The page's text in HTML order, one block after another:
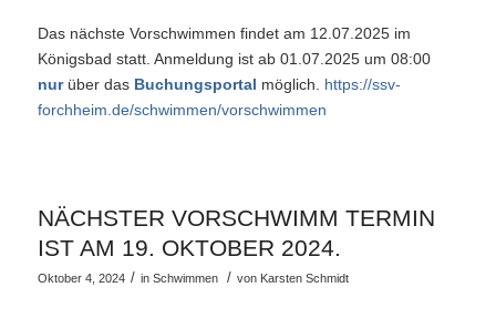
Das nächste Vorschwimmen findet am 12.07.2025 im
Königsbad statt. Anmeldung ist ab 01.07.2025 um 08:00
nurüber das Buchungsportal möglich. https://ssv-
forchheim.de/schwimmen/vorschwimmen
NÄCHSTER VORSCHWIMM TERMIN
IST AM 19. OKTOBER 2024.
Oktober 4, 2024 / in Schwimmen / von Karsten Schmidt